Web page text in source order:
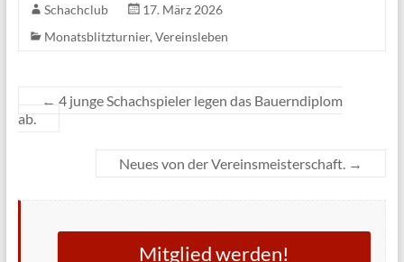
Schachclub
17. März 2026
Monatsblitzturnier, Vereinsleben
← 4 junge Schachspieler legen das Bauerndiplom
ab.
Neues von der Vereinsmeisterschaft. →
Mitglied werden!